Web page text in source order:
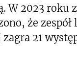
W 2023 roku
że
21